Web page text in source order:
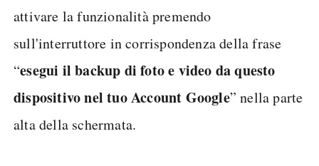
attivare la funzionalità premendo
sull'interruttore in corrispondenza della frase
“esegui il backup di foto e video da questo
dispositivo nel tuo Account Google” nella parte
alta della schermata.